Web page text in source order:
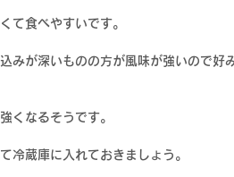
て食べやすいです。
みが深いものの方が風味が強いので好
くなるそうです。
冷蔵庫に入れておきましょう。